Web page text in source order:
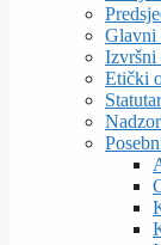
Glavni
Izvršni
Etički